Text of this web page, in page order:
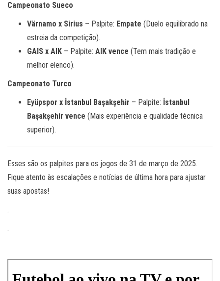
Campeonato Sueco
Värnamo x Sirius – Palpite: Empate (Duelo equilibrado na
estreia da competição).
GAIS x AIK – Palpite: AIK vence (Tem mais tradição e
melhor elenco).
Campeonato Turco
Eyüpspor x İstanbul Başakşehir – Palpite: İstanbul
Başakşehir vence (Mais experiência e qualidade técnica
superior).
Esses são os palpites para os jogos de 31 de março de 2025.
Fique atento às escalações e notícias de última hora para ajustar
suas apostas!
.
.